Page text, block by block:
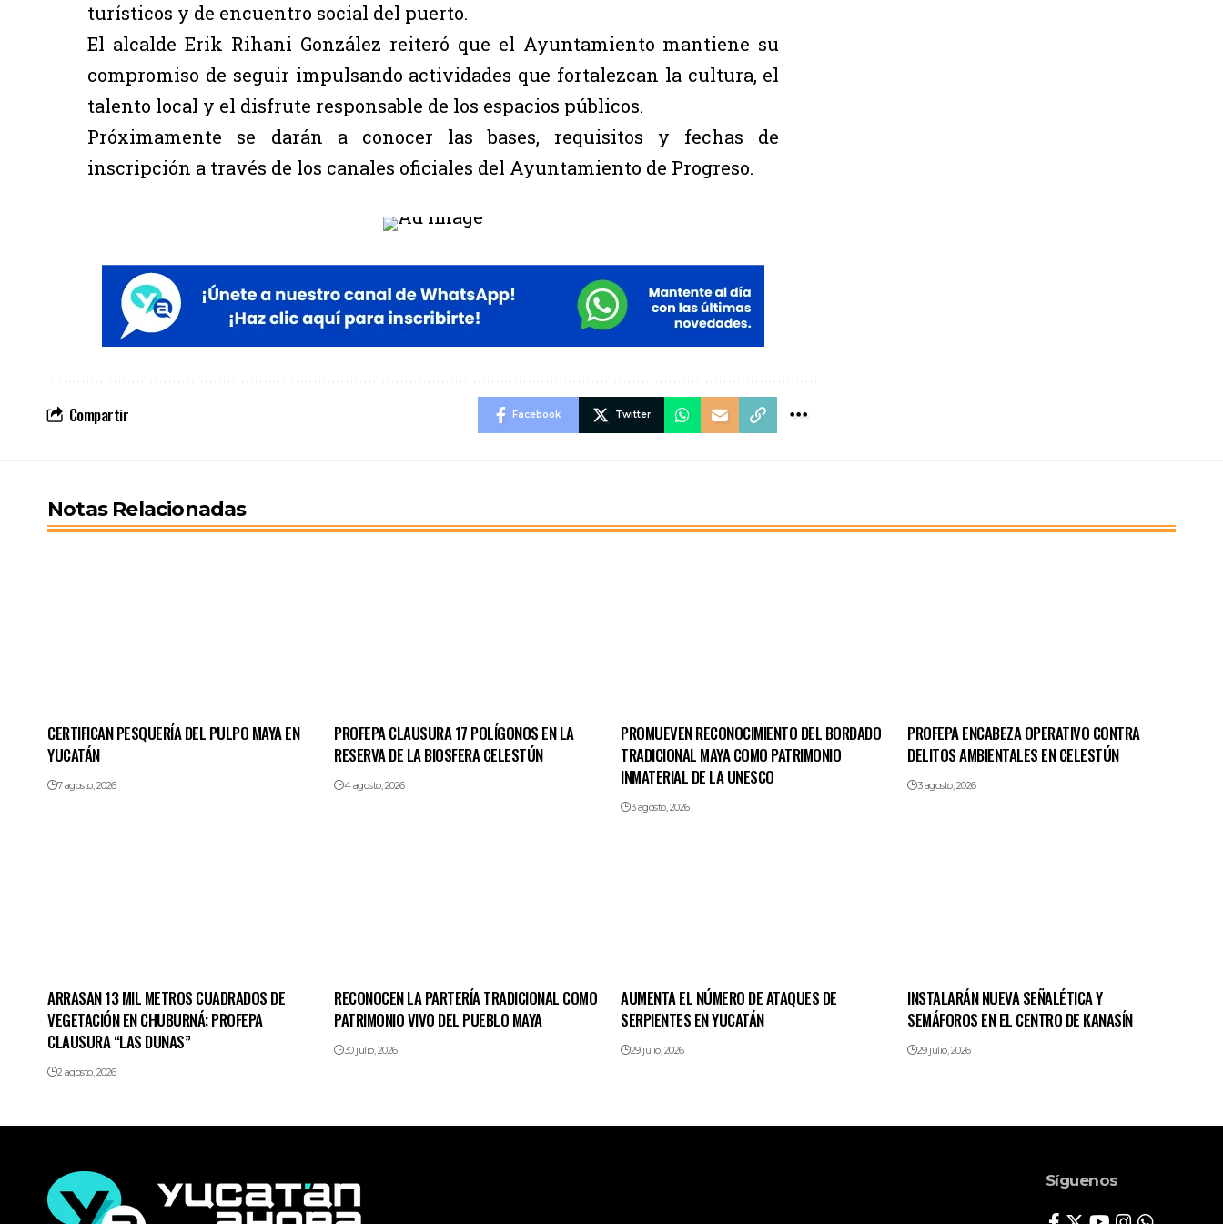
turísticos y de encuentro social del puerto.
El alcalde Erik Rihani González reiteró que el Ayuntamiento mantiene su
compromiso de seguir impulsando actividades que fortalezcan la cultura, el
talento local y el disfrute responsable de los espacios públicos.
Próximamente se darán a conocer las bases, requisitos y fechas de
inscripción a través de los canales oficiales del Ayuntamiento de Progreso.
Compartir Facebook Twitter
Notas Relacionadas
CERTIFICAN PESQUERÍA DEL PULPO MAYA EN
YUCATÁN
7 agosto, 2026
PROFEPA CLAUSURA 17 POLÍGONOS EN LA
RESERVA DE LA BIOSFERA CELESTÚN
4 agosto, 2026
PROMUEVEN RECONOCIMIENTO DEL BORDADO
TRADICIONAL MAYA COMO PATRIMONIO
INMATERIAL DE LA UNESCO
3 agosto, 2026
PROFEPA ENCABEZA OPERATIVO CONTRA
DELITOS AMBIENTALES EN CELESTÚN
3 agosto, 2026
ARRASAN 13 MIL METROS CUADRADOS DE
VEGETACIÓN EN CHUBURNÁ; PROFEPA
CLAUSURA “LAS DUNAS”
2 agosto, 2026
RECONOCEN LA PARTERÍA TRADICIONAL COMO
PATRIMONIO VIVO DEL PUEBLO MAYA
30 julio, 2026
AUMENTA EL NÚMERO DE ATAQUES DE
SERPIENTES EN YUCATÁN
29 julio, 2026
INSTALARÁN NUEVA SEÑALÉTICA Y
SEMÁFOROS EN EL CENTRO DE KANASÍN
29 julio, 2026
Síguenos